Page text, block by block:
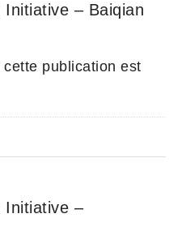
– Baiqian
cette publication est
Initiative –